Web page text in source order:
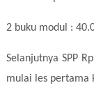
2 buku modul :
Selanjutnya SPP
mulai les pertama